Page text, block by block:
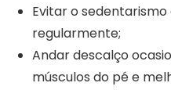
Evitar o
regularmente;
Andar descalço
músculos do pé e